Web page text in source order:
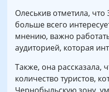
Олеськив отметила,
больше всего
мнению, важно
аудиторией, которая
Также, она рассказала,
количество туристов,